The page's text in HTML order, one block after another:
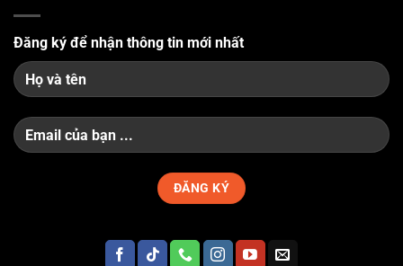
Đăng ký để nhận thông tin mới nhất